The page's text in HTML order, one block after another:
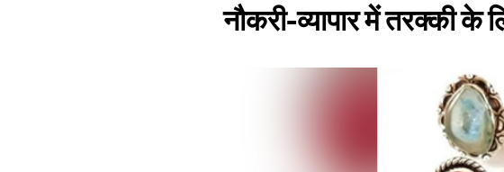
नौकरी-व्यापार में तरक्की